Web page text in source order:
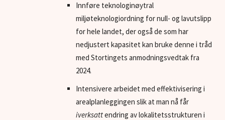
Innføre teknologinøytral
miljøteknologiordning for null- og lavutslipp
for hele landet, der også de som har
nedjustert kapasitet kan bruke denne i tråd
med Stortingets anmodningsvedtak fra
2024.
Intensivere arbeidet med effektivisering i
arealplanleggingen slik at man nå får
iverksattendring av lokalitetsstrukturen i